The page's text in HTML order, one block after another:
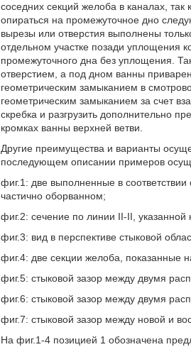
соседних секций желоба в каналах,
опираться на промежуточное дно
вырезы или отверстия выполнены
отдельном участке позади уплощения
промежуточного дна без уплощения.
отверстием, а под дном ванны
геометрическим замыканием в
геометрическим замыканием за счет
скребка и разгрузить дополнительно
кромках ванны верхней ветви.
Другие преимущества и варианты
последующем описании примеров
фиг.1: две выполненные в
частично оборванном;
фиг.2: сечение по линии II-II, указанной
фиг.3: вид в перспективе стыковой
фиг.4: две секции желоба, показанные
фиг.5: стыковой зазор между двумя
фиг.6: стыковой зазор между двумя
фиг.7: стыковой зазор между новой и
На фиг.1-4 позицией 1 обозначена